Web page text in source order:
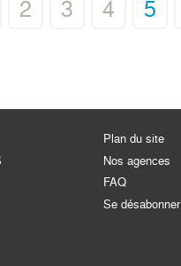
2 3 4 5
Plan du site
Nos agences
FAQ
Se désabonner